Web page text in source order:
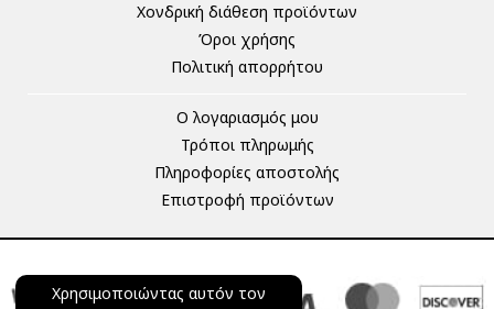
Χρησιμοποιώντας αυτόν τον
Χονδρική διάθεση προϊόντων
Όροι χρήσης
Πολιτική απορρήτου
Ο λογαριασμός μου
Τρόποι πληρωμής
Πληροφορίες αποστολής
Επιστροφή προϊόντων